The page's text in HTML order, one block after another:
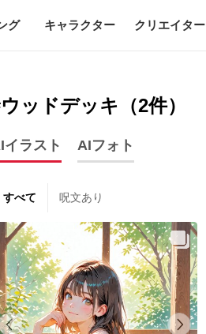
グ キャラクター クリエイター
ッドデッキ（2件）
イラスト AIフォト
すべて 呪文あり